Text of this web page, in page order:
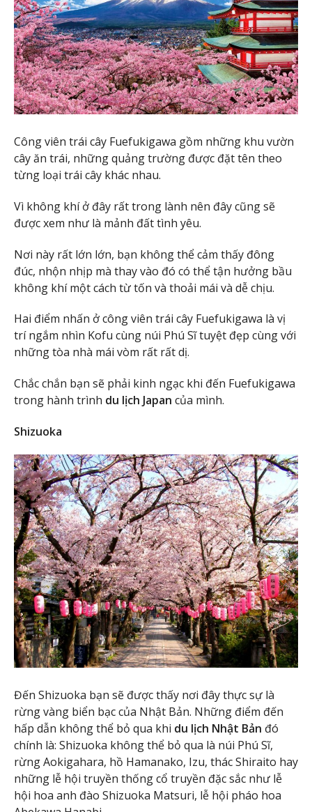
Công viên trái cây Fuefukigawa gồm những khu vườn
cây ăn trái, những quảng trường được đặt tên theo
từng loại trái cây khác nhau.
Vì không khí ở đây rất trong lành nên đây cũng sẽ
được xem như là mảnh đất tình yêu.
Nơi này rất lớn lớn, bạn không thể cảm thấy đông
đúc, nhộn nhịp mà thay vào đó có thể tận hưởng bầu
không khí một cách từ tốn và thoải mái và dễ chịu.
Hai điểm nhấn ở công viên trái cây Fuefukigawa là vị
trí ngắm nhìn Kofu cùng núi Phú Sĩ tuyệt đẹp cùng với
những tòa nhà mái vòm rất rất dị.
Chắc chắn bạn sẽ phải kinh ngạc khi đến Fuefukigawa
trong hành trình du lịch Japan của mình.
Shizuoka
Đến Shizuoka bạn sẽ được thấy nơi đây thực sự là
rừng vàng biển bạc của Nhật Bản. Những điểm đến
hấp dẫn không thể bỏ qua khi du lịch Nhật Bản đó
chính là: Shizuoka không thể bỏ qua là núi Phú Sĩ,
rừng Aokigahara, hồ Hamanako, Izu, thác Shiraito hay
những lễ hội truyền thống cổ truyền đặc sắc như lễ
hội hoa anh đào Shizuoka Matsuri, lễ hội pháo hoa